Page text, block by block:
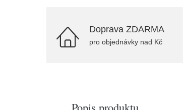
Doprava ZDARMA
pro objednávky nad Kč
Popis produktu